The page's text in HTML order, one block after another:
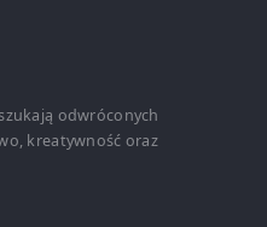
odwróconych
kreatywność oraz